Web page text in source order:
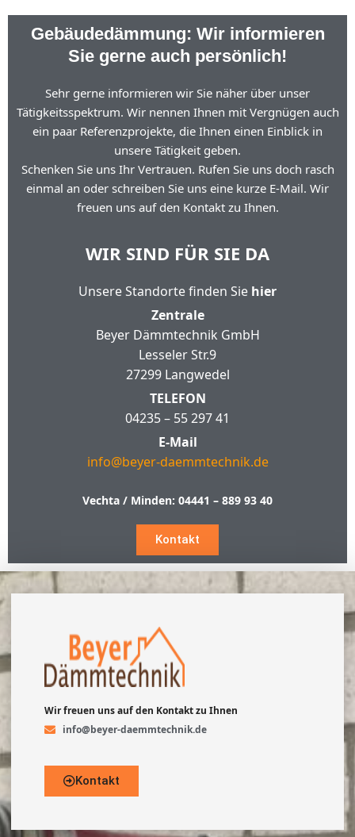
Gebäudedämmung: Wir informieren
Sie gerne auch persönlich!
Sehr gerne informieren wir Sie näher über unser
Tätigkeitsspektrum. Wir nennen Ihnen mit Vergnügen auch
ein paar Referenzprojekte, die Ihnen einen Einblick in
unsere Tätigkeit geben.
Schenken Sie uns Ihr Vertrauen. Rufen Sie uns doch rasch
einmal an oder schreiben Sie uns eine kurze E-Mail. Wir
freuen uns auf den Kontakt zu Ihnen.
WIR SIND FÜR SIE DA
Unsere Standorte finden Sie hier
Zentrale
Beyer Dämmtechnik GmbH
Lesseler Str.9
27299 Langwedel
TELEFON
04235 – 55 297 41
E-Mail
info@beyer-daemmtechnik.de
Vechta / Minden: 04441 – 889 93 40
Kontakt
Wir freuen uns auf den Kontakt zu Ihnen
info@beyer-daemmtechnik.de
Kontakt